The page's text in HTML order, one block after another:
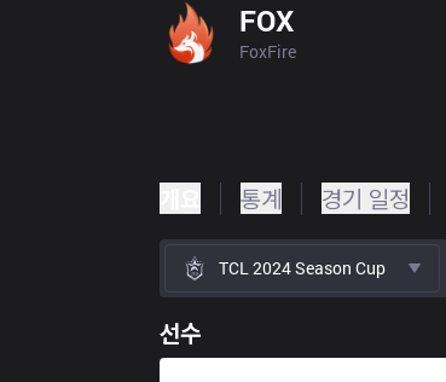
FOX
FoxFire
통계 경기 일정
TCL 2024 Season Cup
선수